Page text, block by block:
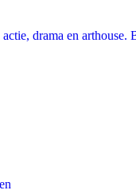
drama en